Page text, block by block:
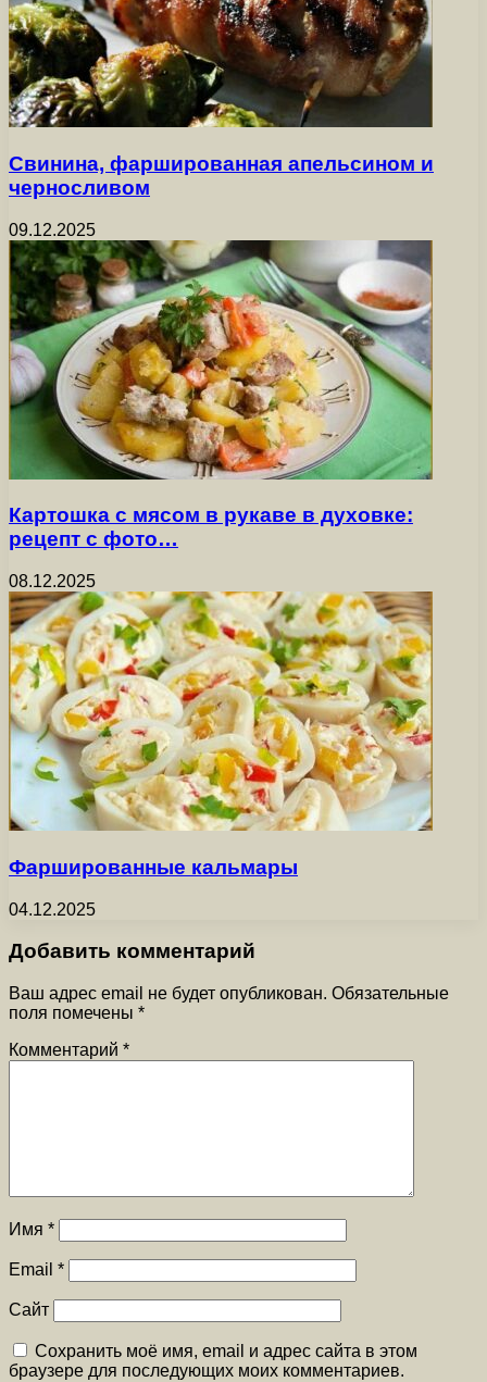
Свинина, фаршированная апельсином и
черносливом
09.12.2025
Картошка с мясом в рукаве в духовке:
рецепт с фото…
08.12.2025
Фаршированные кальмары
04.12.2025
Добавить комментарий
Ваш адрес email не будет опубликован. Обязательные
поля помечены *
Комментарий *
Имя *
Email *
Сайт
Сохранить моё имя, email и адрес сайта в этом
браузере для последующих моих комментариев.